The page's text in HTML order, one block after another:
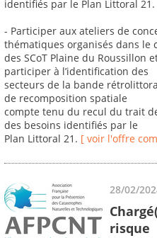
identifiés par le Plan Littoral 21.
- Participer aux ateliers de
thématiques organisés dans le
des SCoT Plaine du Roussillon
participer à l’identification des
secteurs de la bande
de recomposition spatiale
compte tenu du recul du trait
des besoins identifiés par le
Plan Littoral 21. [ voir l'offre
28/02/
risque